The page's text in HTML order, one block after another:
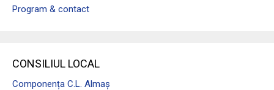
Program & contact
CONSILIUL LOCAL
Componența C.L. Almaș